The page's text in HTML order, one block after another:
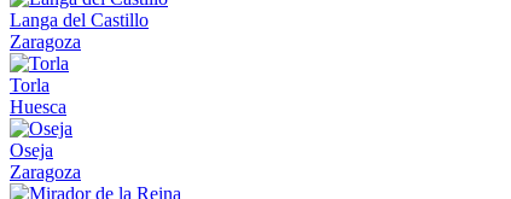
Langa del Castillo
Zaragoza
Torla
Huesca
Oseja
Zaragoza